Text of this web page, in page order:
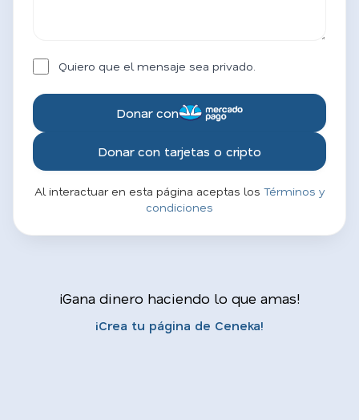
Quiero que el mensaje sea privado.
Donar con
Donar con tarjetas o cripto
Al interactuar en esta página aceptas los Términos y
condiciones
¡Gana dinero haciendo lo que amas!
¡Crea tu página de Ceneka!